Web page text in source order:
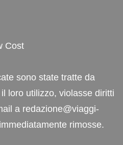
Cost
sono state tratte da
loro utilizzo, violasse diritti
a redazione@viaggi-
rimosse.